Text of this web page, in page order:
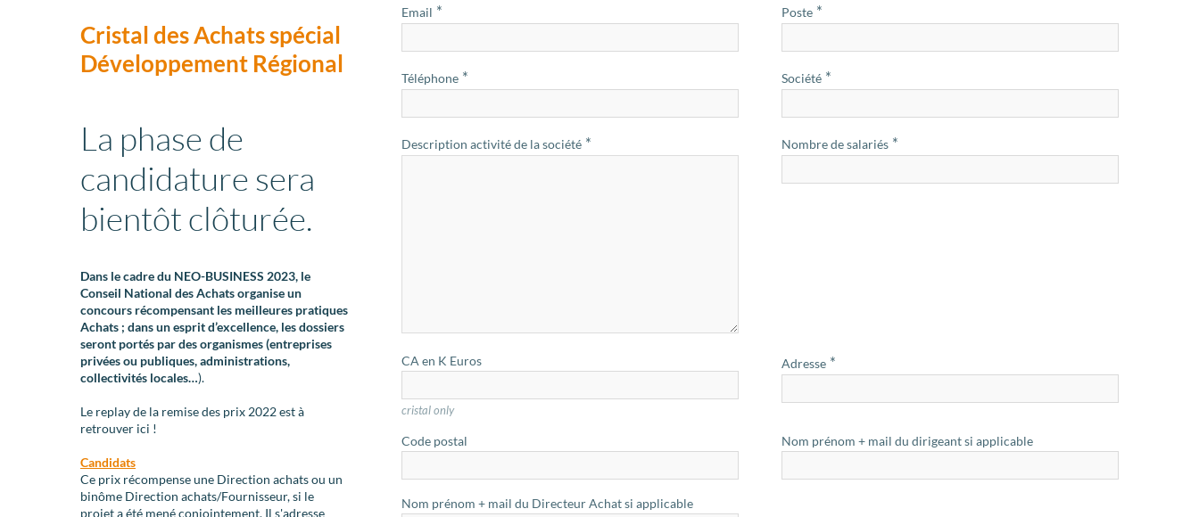
Cristal des Achats spécial
Développement Régional
La phase de
candidature sera
bientôt clôturée.
Dans le cadre du NEO-BUSINESS 2023, le
Conseil National des Achats organise un
concours récompensant les meilleures pratiques
Achats ; dans un esprit d’excellence, les dossiers
seront portés par des organismes (entreprises
privées ou publiques, administrations,
collectivités locales…).
Le replay de la remise des prix 2022 està
retrouver ici !
Candidats
Ce prix récompense une Direction achats ou un
binôme Direction achats/Fournisseur, si le
projet a été mené conjointement. Il s'adresse
Email * Poste *
Téléphone * Société *
Description activité de la société * Nombre de salariés *
CA en K Euros
cristal only
Adresse *
Code postal Nom prénom + mail du dirigeant si applicable
Nom prénom + mail du Directeur Achat si applicable